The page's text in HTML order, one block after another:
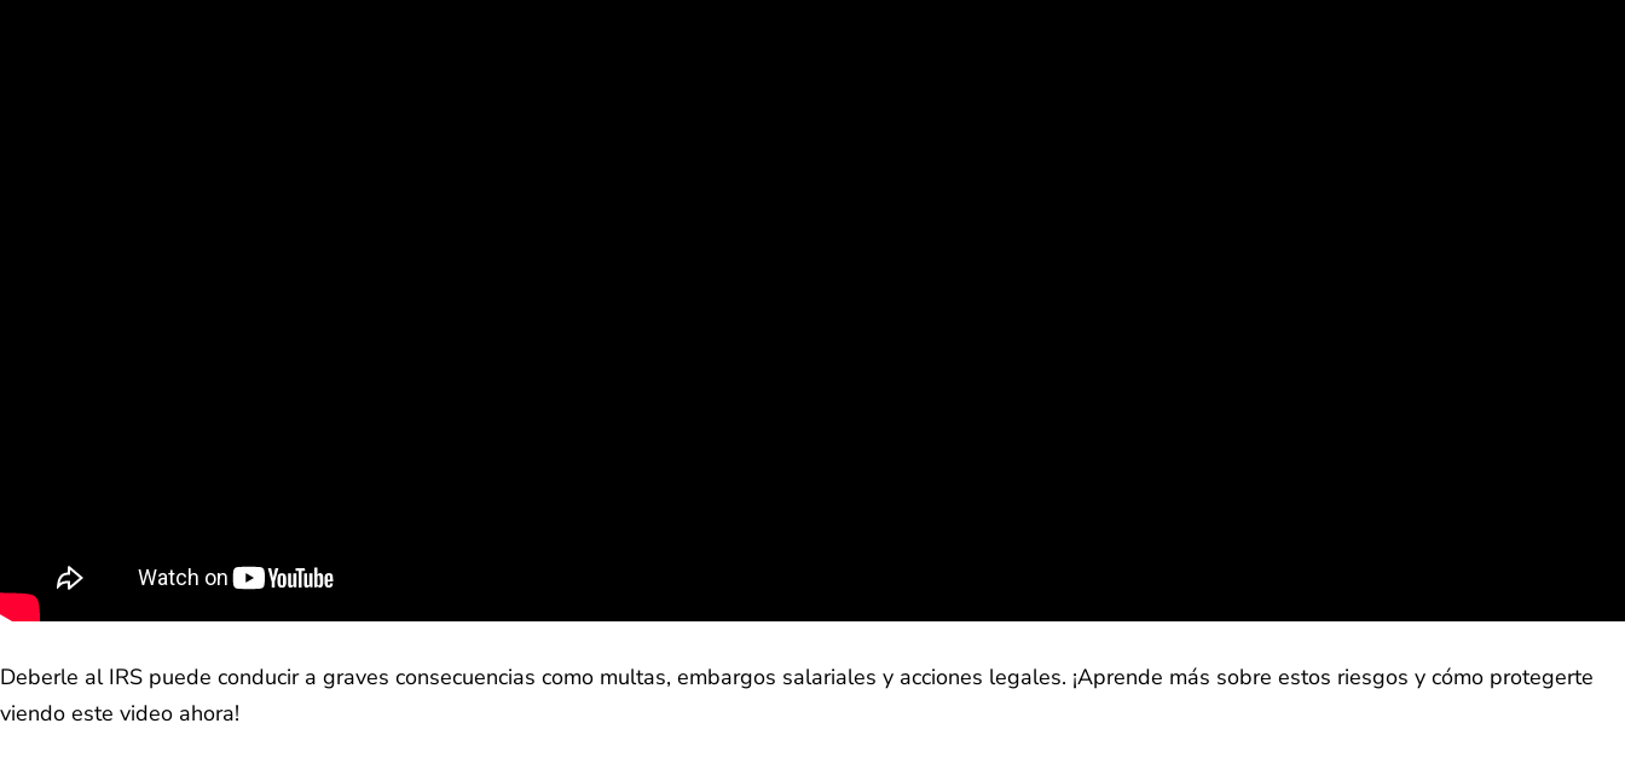
Deberle al IRS puede conducir a graves consecuencias como multas, embargos salariales y acciones legales. ¡Aprende más sobre estos riesgos y cómo protegerte
viendo este video ahora!